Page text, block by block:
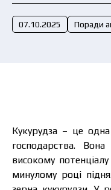
07.10.2025 Поради
Кукурудза – це
господарства.
високому
минулому році